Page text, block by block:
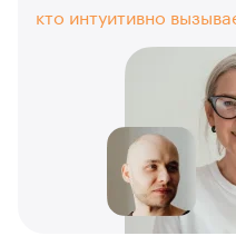
кто интуитивно